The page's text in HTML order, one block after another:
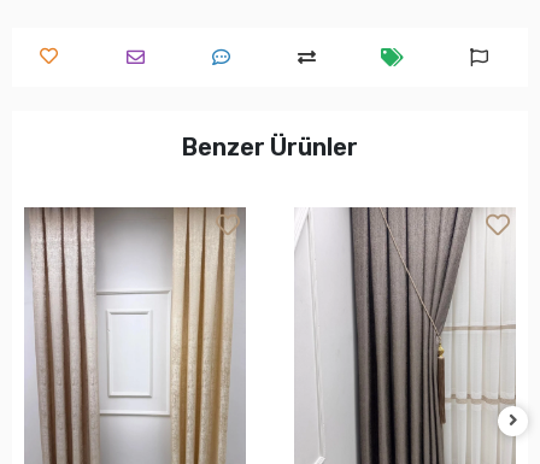
Benzer Ürünler